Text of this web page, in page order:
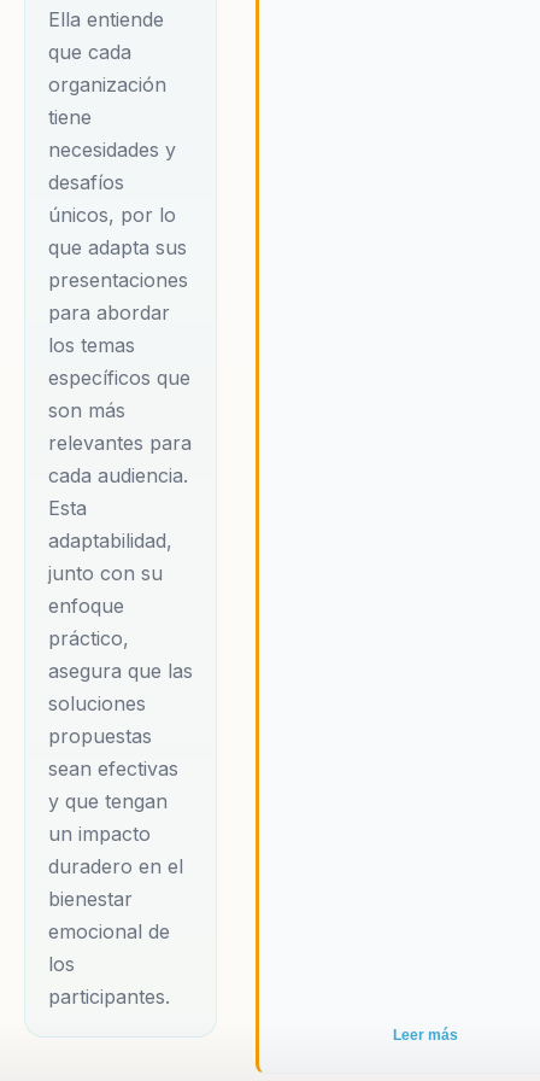
el desarrollo
personal y el
propósito de vida.
Además, su habilidad
para comunicar
conceptos
complejos de
manera sencilla y
práctica la convierte
en una opción ideal
para quienes buscan
un cambio profundo
y duradero.
Además de su
trabajo como
conferencista,
Noelia es una
escritora prolífica
que ha compartido
sus conocimientos y
experiencias a
través de diversos
medios. Su
compromiso con el
bienestar emocional
y su habilidad para
comunicar de
manera efectiva la
han convertido en
Ella entiende
que cada
organización
tiene
necesidades y
desafíos
únicos, por lo
que adapta sus
presentaciones
para abordar
los temas
específicos que
son más
relevantes para
cada audiencia.
Esta
adaptabilidad,
junto con su
enfoque
práctico,
asegura que las
soluciones
propuestas
sean efectivas
y que tengan
un impacto
duradero en el
bienestar
emocional de
los
participantes.
Leer más